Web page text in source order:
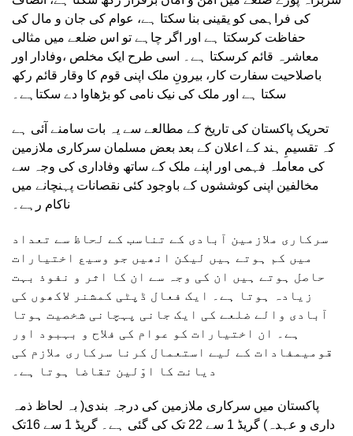
کی فراہمی کو یقینی بنا سکتا ہے، عوام کی جان و مال کی
حفاظت کرسکتا ہے اور اگر چاہے تو اس ضلعے میں مثالی
معاشرہ قائم کرسکتا ہے۔ اسی طرح ایک مخلص ،وفادار اور
باصلاحیت سفارت کار، بیرونِ ملک اپنی قوم کا وقار قائم رکھ
سکتا ہے اور ملک کی نیک نامی کو بڑھاوا دے سکتاہے۔
تحریک پاکستان کی تاریخ کے مطالعے سے یہ بات سامنے آئی ہے
کہ تقسیمِ ہند کے اعلان کے بعد بعض مسلمان سرکاری ملازمین
کی معاملہ فہمی اور اپنے ملک کے ساتھ وفاداری کی وجہ سے
مخالفین اپنی کوششوں کے باوجود کئی نقصانات پہنچانے میں
ناکام رہے۔
سرکاری ملازمین آبادی کے تناسب کے لحاظ سے تعداد
میں کم ہوتے ہیں لیکن انھیں جو وسیع اختیارات
حاصل ہوتے ہیں ان کی وجہ سے ان کا اثر و نفوذ بہت
زیادہ ہوتا ہے۔ ایک فعال ڈپٹی کمشنر لاکھوں کی
آبادی والے ضلعے کی ایک جانی پہچانی شخصیت ہوتا
ہے۔ ان اختیارات کو عوام کی فلاح و بہبود اور
قومیمفادات کے لیے استعمال کرنا سرکاری ملازم کی
دیانت کا اوّلین تقاضا ہوتا ہے۔
پاکستان میں سرکاری ملازمین کی درجہ بندی( بہ لحاظ ذمہ
داری و عہدہ) گریڈ 1 سے 22 تک کی گئی ہے۔ گریڈ 1 سے 16تک